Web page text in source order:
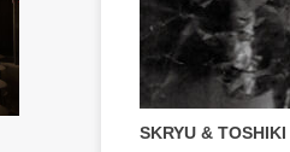
SKRYU &